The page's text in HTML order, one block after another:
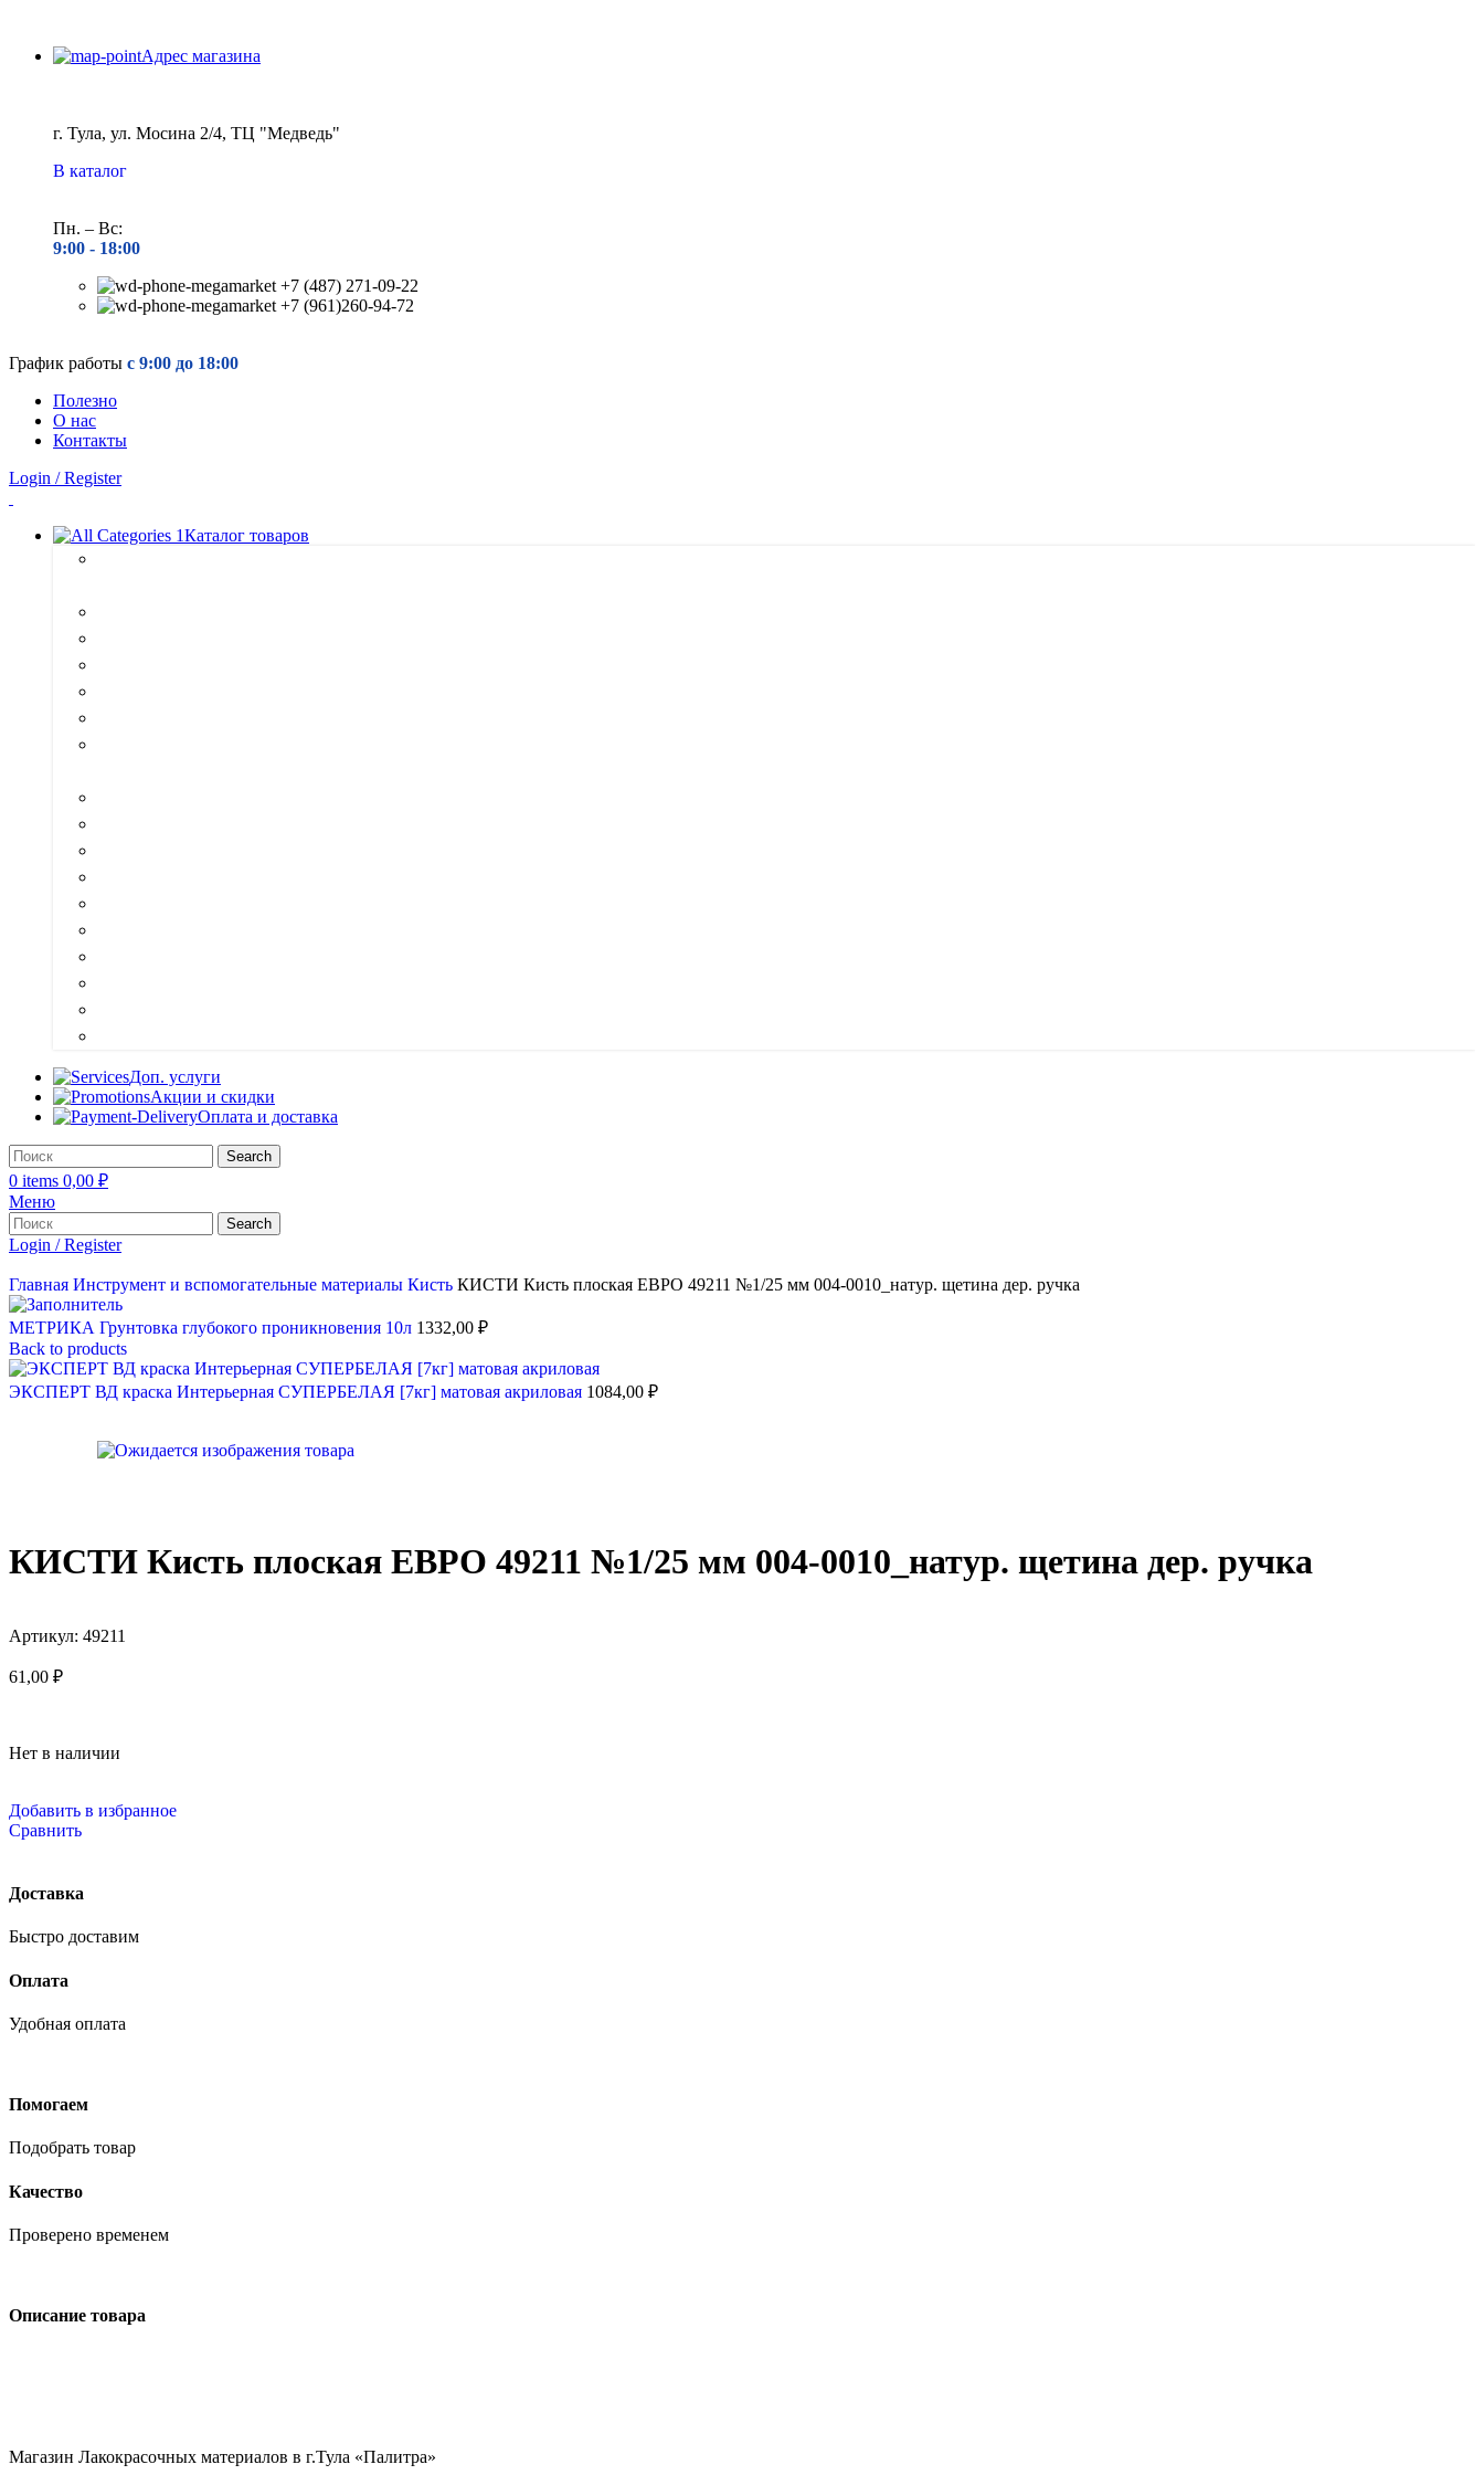
Адрес магазина
г. Тула, ул. Мосина 2/4, ТЦ "Медведь"
В каталог
Пн. – Вс:
9:00 - 18:00
+7 (487) 271-09-22
+7 (961)260-94-72
График работы с 9:00 до 18:00
Полезно
О нас
Контакты
Login / Register
Каталог товаров
Доп. услуги
Акции и скидки
Оплата и доставка
Search
0 items 0,00 ₽
Меню
Search
Login / Register
Главная Инструмент и вспомогательные материалы Кисть КИСТИ Кисть плоская ЕВРО 49211 №1/25 мм 004-0010_натур. щетина дер. ручка
МЕТРИКА Грунтовка глубокого проникновения 10л 1332,00 ₽
Back to products
ЭКСПЕРТ ВД краска Интерьерная СУПЕРБЕЛАЯ [7кг] матовая акриловая 1084,00 ₽
КИСТИ Кисть плоская ЕВРО 49211 №1/25 мм 004-0010_натур. щетина дер. ручка
Артикул: 49211
61,00 ₽
Нет в наличии
Добавить в избранное
Сравнить
Доставка
Быстро доставим
Оплата
Удобная оплата
Помогаем
Подобрать товар
Качество
Проверено временем
Описание товара
Магазин Лакокрасочных материалов в г.Тула «Палитра»